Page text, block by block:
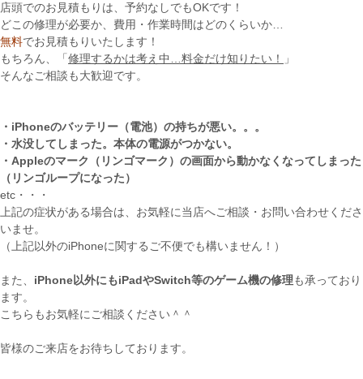
店頭でのお見積もりは、予約なしでもOKです！
どこの修理が必要か、費用・作業時間はどのくらいか…
無料でお見積もりいたします！
もちろん、「 修理するかは考え中…料金だけ知りたい！
」
そんなご相談も大歓迎です。
・iPhoneのバッテリー（電池）の持ちが悪い。。。
・水没してしまった。本体の電源がつかない。
・Appleのマーク（リンゴマーク）の画面から動かなくなってしまった
（リンゴループになった）
etc・・・
上記の症状がある場合は、お気軽に当店へご相談・お問い合わせくださ
いませ。
（上記以外のiPhoneに関するご不便でも構いません！）
また、 iPhone以外にもiPadやSwitch等のゲーム機の修理も承っており
ます。
こちらもお気軽にご相談ください＾＾
皆様のご来店をお待ちしております。